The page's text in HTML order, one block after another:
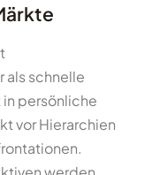
als schnelle
in persönliche
vor Hierarchien